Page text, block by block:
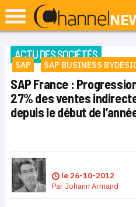
ACTU DES SOCIÉTÉS
SAP SAP BUSINESS
SAP France :
27% des ventes
depuis le début de
le 26-10-2012
Par Johann Armand